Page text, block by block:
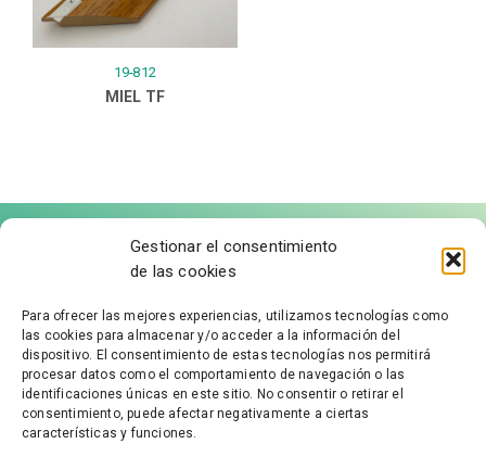
Gestionar el consentimiento
de las cookies
Para ofrecer las mejores experiencias, utilizamos tecnologías como
las cookies para almacenar y/o acceder a la información del
dispositivo. El consentimiento de estas tecnologías nos permitirá
procesar datos como el comportamiento de navegación o las
identificaciones únicas en este sitio. No consentir o retirar el
consentimiento, puede afectar negativamente a ciertas
características y funciones.
19-812
MIEL TF
FÁBRICA DE MOLDURAS
Aviso Legal
Política de Privacidad